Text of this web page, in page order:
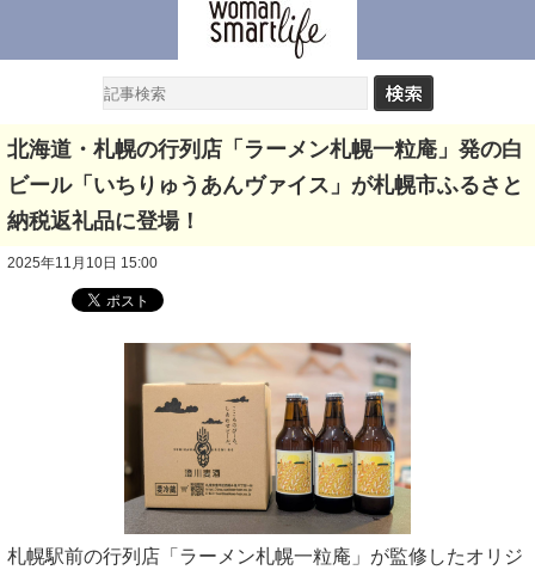
北海道・札幌の行列店「ラーメン札幌一粒庵」発の白
ビール「いちりゅうあんヴァイス」が札幌市ふるさと
納税返礼品に登場！
2025年11月10日 15:00
札幌駅前の行列店「ラーメン札幌一粒庵」が監修したオリジ